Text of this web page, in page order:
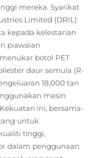
mereka. Syarikat
Limited (DRIL)
kepada kelestarian
piawaian
botol PET
daur semula (R-
18,000 tan
mesin
ini, bersama-
untuk
tinggi,
dalam penggunaan